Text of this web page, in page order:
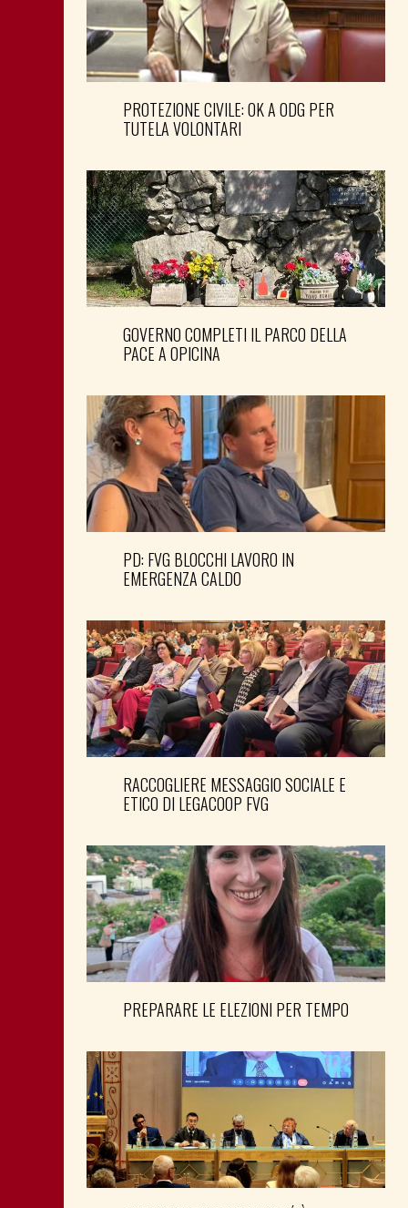
PROTEZIONE CIVILE: OK A ODG PER
TUTELA VOLONTARI
GOVERNO COMPLETI IL PARCO DELLA
PACE A OPICINA
PD: FVG BLOCCHI LAVORO IN
EMERGENZA CALDO
RACCOGLIERE MESSAGGIO SOCIALE E
ETICO DI LEGACOOP FVG
PREPARARE LE ELEZIONI PER TEMPO